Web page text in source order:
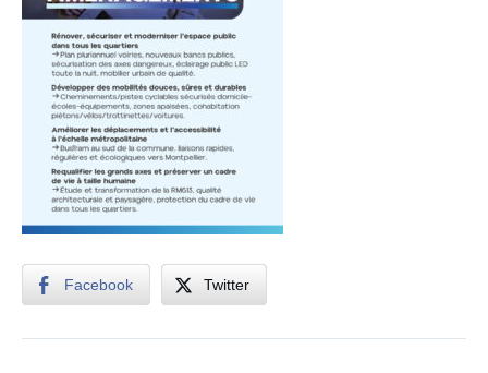
Facebook Twitter